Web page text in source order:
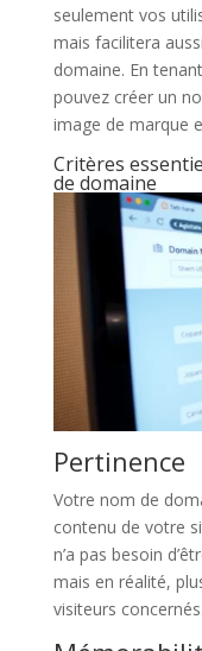
seulement vos
mais facilitera
domaine. En
pouvez créer un
image de marque
Critères
de domaine
Pertinence
Votre nom de
contenu de votre
n’a pas besoin
mais en réalité,
visiteurs concernés.